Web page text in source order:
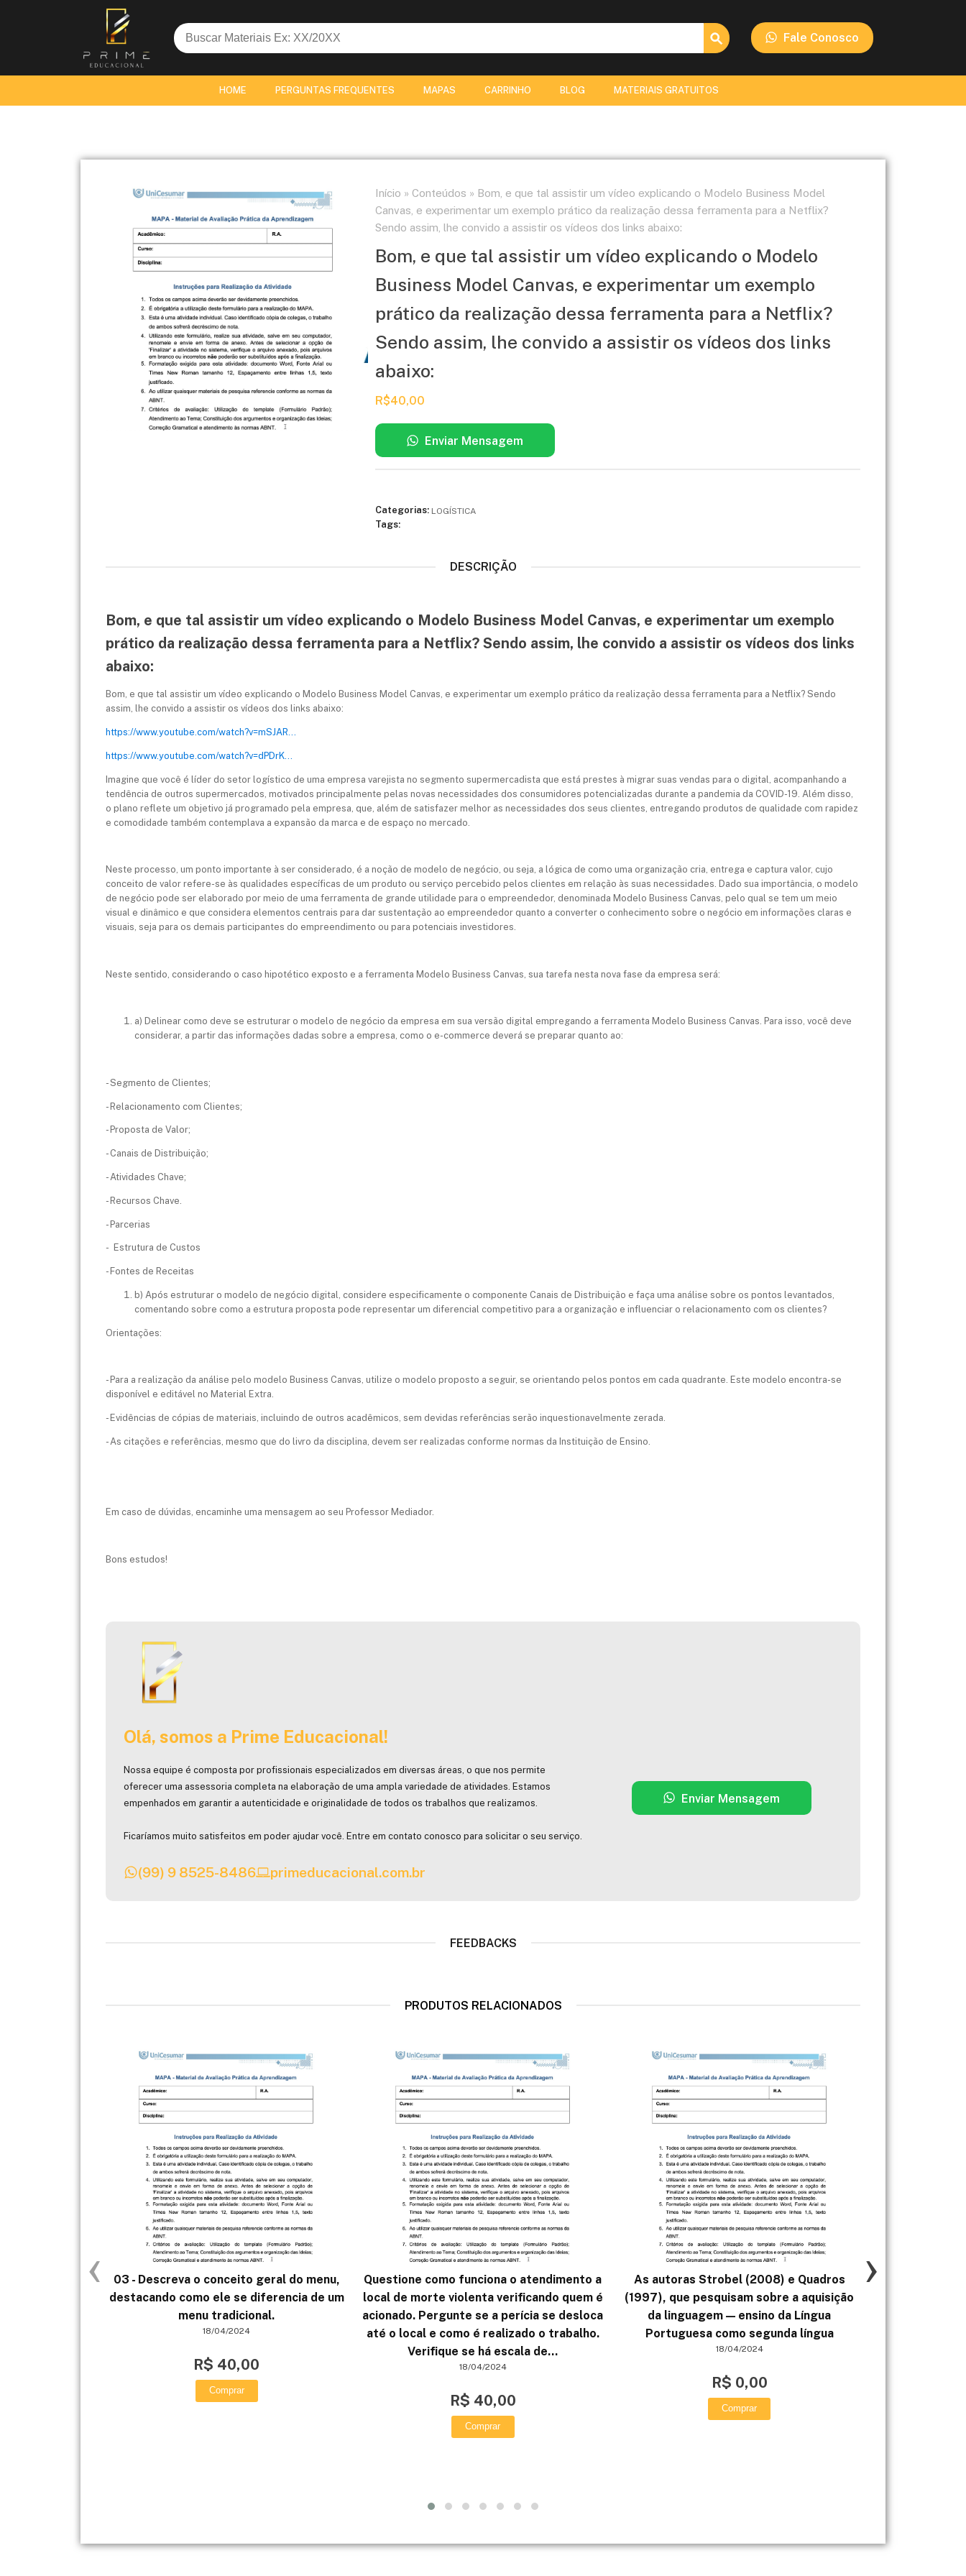
Search
for:
Search Button
Fale Conosco
HOME PERGUNTAS FREQUENTES MAPAS CARRINHO BLOG MATERIAIS GRATUITOS
Início » Conteúdos » Bom, e que tal assistir um vídeo explicando o Modelo Business Model
Canvas, e experimentar um exemplo prático da realização dessa ferramenta para a Netflix?
Sendo assim, lhe convido a assistir os vídeos dos links abaixo:
Bom, e que tal assistir um vídeo explicando o Modelo
Business Model Canvas, e experimentar um exemplo
prático da realização dessa ferramenta para a Netflix?
Sendo assim, lhe convido a assistir os vídeos dos links
abaixo:
R$40,00
Enviar Mensagem
Categorias: LOGÍSTICA
Tags:
DESCRIÇÃO
Bom, e que tal assistir um vídeo explicando o Modelo Business Model Canvas, e experimentar um exemplo
prático da realização dessa ferramenta para a Netflix? Sendo assim, lhe convido a assistir os vídeos dos links
abaixo:
Bom, e que tal assistir um vídeo explicando o Modelo Business Model Canvas, e experimentar um exemplo prático da realização dessa ferramenta para a Netflix? Sendo
assim, lhe convido a assistir os vídeos dos links abaixo:
https://www.youtube.com/watch?v=mSJAR...
https://www.youtube.com/watch?v=dPDrK...
Imagine que você é líder do setor logístico de uma empresa varejista no segmento supermercadista que está prestes à migrar suas vendas para o digital, acompanhando a
tendência de outros supermercados, motivados principalmente pelas novas necessidades dos consumidores potencializadas durante a pandemia da COVID-19. Além disso,
o plano reflete um objetivo já programado pela empresa, que, além de satisfazer melhor as necessidades dos seus clientes, entregando produtos de qualidade com rapidez
e comodidade também contemplava a expansão da marca e de espaço no mercado.
Neste processo, um ponto importante à ser considerado, é a noção de modelo de negócio, ou seja, a lógica de como uma organização cria, entrega e captura valor, cujo
conceito de valor refere-se às qualidades específicas de um produto ou serviço percebido pelos clientes em relação às suas necessidades. Dado sua importância, o modelo
de negócio pode ser elaborado por meio de uma ferramenta de grande utilidade para o empreendedor, denominada Modelo Business Canvas, pelo qual se tem um meio
visual e dinâmico e que considera elementos centrais para dar sustentação ao empreendedor quanto a converter o conhecimento sobre o negócio em informações claras e
visuais, seja para os demais participantes do empreendimento ou para potenciais investidores.
Neste sentido, considerando o caso hipotético exposto e a ferramenta Modelo Business Canvas, sua tarefa nesta nova fase da empresa será:
a) Delinear como deve se estruturar o modelo de negócio da empresa em sua versão digital empregando a ferramenta Modelo Business Canvas. Para isso, você deve
considerar, a partir das informações dadas sobre a empresa, como o e-commerce deverá se preparar quanto ao:
- Segmento de Clientes;
- Relacionamento com Clientes;
- Proposta de Valor;
- Canais de Distribuição;
- Atividades Chave;
- Recursos Chave.
- Parcerias
- Estrutura de Custos
- Fontes de Receitas
b) Após estruturar o modelo de negócio digital, considere especificamente o componente Canais de Distribuição e faça uma análise sobre os pontos levantados,
comentando sobre como a estrutura proposta pode representar um diferencial competitivo para a organização e influenciar o relacionamento com os clientes?
Orientações:
- Para a realização da análise pelo modelo Business Canvas, utilize o modelo proposto a seguir, se orientando pelos pontos em cada quadrante. Este modelo encontra-se
disponível e editável no Material Extra.
- Evidências de cópias de materiais, incluindo de outros acadêmicos, sem devidas referências serão inquestionavelmente zerada.
- As citações e referências, mesmo que do livro da disciplina, devem ser realizadas conforme normas da Instituição de Ensino.
Em caso de dúvidas, encaminhe uma mensagem ao seu Professor Mediador.
Bons estudos!
Olá, somos a Prime Educacional!
Nossa equipe é composta por profissionais especializados em diversas áreas, o que nos permite
oferecer uma assessoria completa na elaboração de uma ampla variedade de atividades. Estamos
empenhados em garantir a autenticidade e originalidade de todos os trabalhos que realizamos.
Ficaríamos muito satisfeitos em poder ajudar você. Entre em contato conosco para solicitar o seu serviço.
(99) 9 8525-8486 primeducacional.com.br
Enviar Mensagem
FEEDBACKS
PRODUTOS RELACIONADOS
03 - Descreva o conceito geral do menu,
destacando como ele se diferencia de um
menu tradicional.
18/04/2024
R$ 40,00
Comprar
Questione como funciona o atendimento a
local de morte violenta verificando quem é
acionado. Pergunte se a perícia se desloca
até o local e como é realizado o trabalho.
Verifique se há escala de...
18/04/2024
R$ 40,00
Comprar
As autoras Strobel (2008) e Quadros
(1997), que pesquisam sobre a aquisição
da linguagem — ensino da Língua
Portuguesa como segunda língua
18/04/2024
R$ 0,00
Comprar
Imagine que
‹ ›